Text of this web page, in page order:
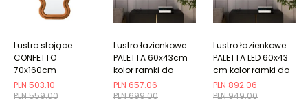
PLN 559.00
PLN 503.10
Lustro stojące
CONFETTO
70x160cm
cynamonowe
tapicerowane
PLN 699.00
PLN 657.06
Lustro łazienkowe
PALETTA 60x43cm
kolor ramki do
wyboru
PLN 949.00
PLN 892.06
Lustro łazienkowe
PALETTA LED 60x43
cm kolor ramki do
wyboru